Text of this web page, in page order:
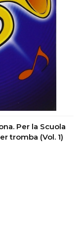
Per la Scuola
tromba (Vol. 1)